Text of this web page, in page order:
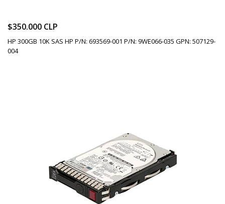
$350.000 CLP
HP 300GB 10K SAS HP P/N: 693569-001 P/N: 9WE066-035 GPN: 507129-
004